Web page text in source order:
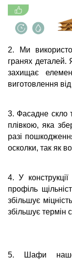
2. Ми
гранях деталей.
захищає
виготовлення
3. Фасадне
плівкою, яка
разі
осколки, так як
4. У
профіль
збільшує
збільшує термін
5. Шафи